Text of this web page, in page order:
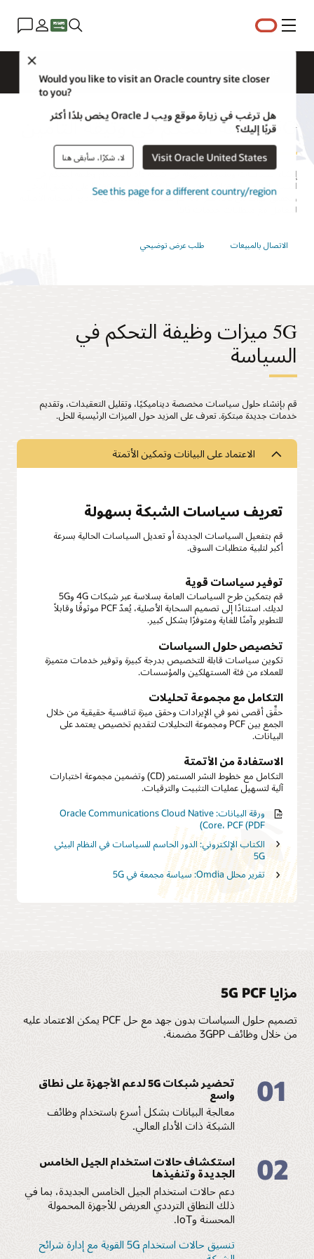
القائمة
Would you like to visit an Oracle country site closer
to you?
هل ترغب في زيارة موقع ويب لـ Oracle يخص بلدًا أكثر
قربًا إليك؟
Visit Oracle United States لا، شكرًا، سأبقى هنا
See this page for a different country/region
5G وظيفة التحكم في وثيقة التأمين
وتحقيق فوائد من 5G، نظرًا لأنه تم تصميمه وإنشاءه على مبادئ السحابة الأصلية
للتعامل مع متطلبات خدمات 5G.
الاتصال بالمبيعات طلب عرض توضيحي
5G ميزات وظيفة التحكم في
السياسة
قم بإنشاء حلول سياسات مخصصة ديناميكيًا، وتقليل التعقيدات، وتقديم
خدمات جديدة مبتكرة. تعرف على المزيد حول الميزات الرئيسية للحل.
الاعتماد على البيانات وتمكين الأتمتة
تعريف سياسات الشبكة بسهولة
قم بتفعيل السياسات الجديدة أو تعديل السياسات الحالية بسرعة
أكبر لتلبية متطلبات السوق.
توفير سياسات قوية
قم بتمكين طرح السياسات العامة بسلاسة عبر شبكات 4G و5G
لديك. استنادًا إلى تصميم السحابة الأصلية، يُعدّ PCF موثوقًا وقابلاً
للتطوير وآمنًا للغاية ومتوفرًا بشكل كبير.
تخصيص حلول السياسات
تكوين سياسات قابلة للتخصيص بدرجة كبيرة وتوفير خدمات متميزة
للعملاء من فئة المستهلكين والمؤسسات.
التكامل مع مجموعة تحليلات
حقِّق أقصى نمو في الإيرادات وحقق ميزة تنافسية حقيقية من خلال
الجمع بين PCF ومجموعة التحليلات لتقديم تخصيص يعتمد على
البيانات.
الاستفادة من الأتمتة
التكامل مع خطوط النشر المستمر (CD) وتضمين مجموعة اختبارات
آلية لتسهيل عمليات التثبيت والترقيات.
ورقة البيانات: Oracle Communications Cloud Native
Core، PCF (PDF)
الكتاب الإلكتروني: الدور الحاسم للسياسات في النظام البيئي
5G
تقرير محلل Omdia: سياسة مجمعة في 5G
مزايا 5G PCF
تصميم حلول السياسات بدون جهد مع حل PCF يمكن الاعتماد عليه
من خلال وظائف 3GPP مضمنة.
01
تحضير شبكات 5G لدعم الأجهزة على نطاق
واسع
معالجة البيانات بشكل أسرع باستخدام وظائف
الشبكة ذات الأداء العالي.
02
استكشاف حالات استخدام الجيل الخامس
الجديدة وتنفيذها
دعم حالات استخدام الجيل الخامس الجديدة، بما في
ذلك النطاق الترددي العريض للأجهزة المحمولة
المحسنة وIoT.
تنسيق حالات استخدام 5G القوية مع إدارة شرائح